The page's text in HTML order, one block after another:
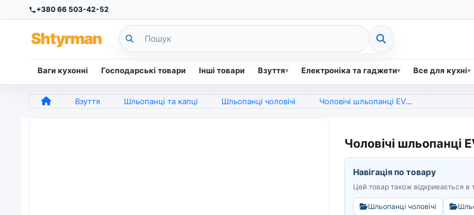
+380 66 503-42-52
Shtyrman
Ваги кухонні Господарські товари Інші товари Взуття Електроніка та гаджети Все для кухні
Взуття Шльопанці та капці Шльопанці чоловічі Чоловічі шльопанці EVA – легкі, зручні, 40-45 розмір (арт. 6422)
Чоловічі шльопанці
Навігація по товару
Цей товар також відкривається в
Шльопанці чоловічі